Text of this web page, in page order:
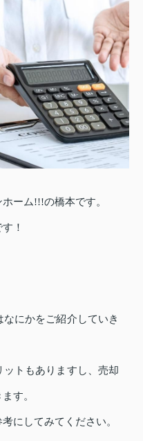
ーム!!!の橋本です。
！
にかをご紹介していき
トもありますし、売却
す。
にしてみてください。